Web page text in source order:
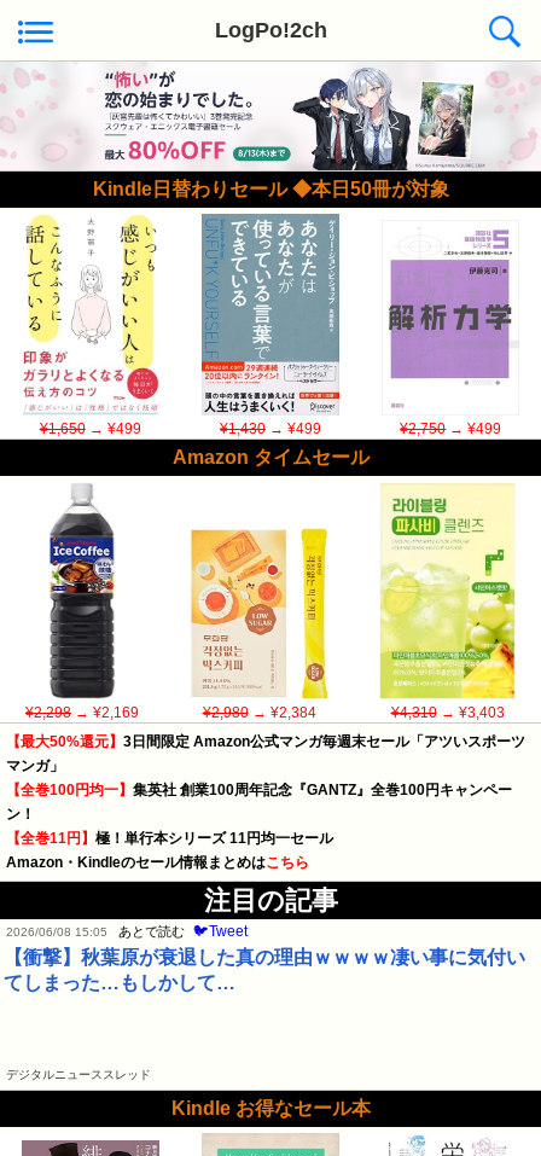
LogPo!2ch
Kindle日替わりセール ◆本日50冊が対象
¥1,650→ ¥499 ¥1,430→ ¥499 ¥2,750→ ¥499
Amazon タイムセール
¥2,298 → ¥2,169 ¥2,980→ ¥2,384 ¥4,310→ ¥3,403
【最大50%還元】 3日間限定 Amazon公式マンガ毎週末セール「アツいスポーツ
マンガ」
【全巻100円均一】 集英社 創業100周年記念『GANTZ』全巻100円キャンペー
ン！
【全巻11円】 極！単行本シリーズ 11円均一セール
Amazon・Kindleのセール情報まとめはこちら
注目の記事
2026/06/08 15:05 あとで読む 🐦Tweet
【衝撃】秋葉原が衰退した真の理由ｗｗｗｗ凄い事に気付い
てしまった…もしかして…
デジタルニューススレッド
Kindle お得なセール本